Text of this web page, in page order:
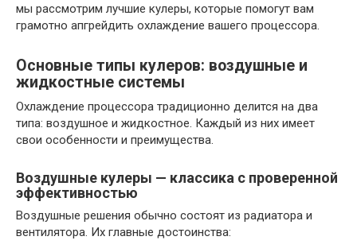
мы рассмотрим лучшие кулеры, которые помогут вам
грамотно апгрейдить охлаждение вашего процессора.
Основные типы кулеров: воздушные и
жидкостные системы
Охлаждение процессора традиционно делится на два
типа: воздушное и жидкостное. Каждый из них имеет
свои особенности и преимущества.
Воздушные кулеры — классика с проверенной
эффективностью
Воздушные решения обычно состоят из радиатора и
вентилятора. Их главные достоинства: